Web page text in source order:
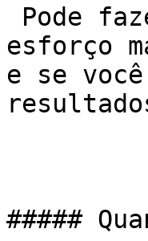
esforço
e se
#####